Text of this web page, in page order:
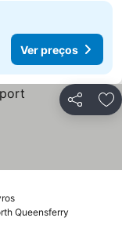
Ver preços
Partilhar
Ver preços
Queensferry